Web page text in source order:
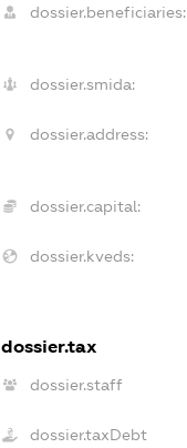
dossier.beneficiaries:
dossier.smida:
dossier.address:
dossier.capital:
dossier.kveds:
dossier.tax
dossier.staff
dossier.taxDebt